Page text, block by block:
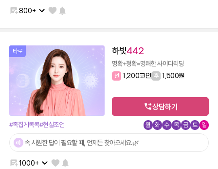
800+
타로 하빛442
명확+정확=명쾌한 사이다리딩
선 1,200코인 후 1,500원
상담하기
#족집게콕콕#현실조언 월 화 수 목 금 토 일
속 시원한 답이 필요할 때, 언제든 찾아오세요.🌿
1000+